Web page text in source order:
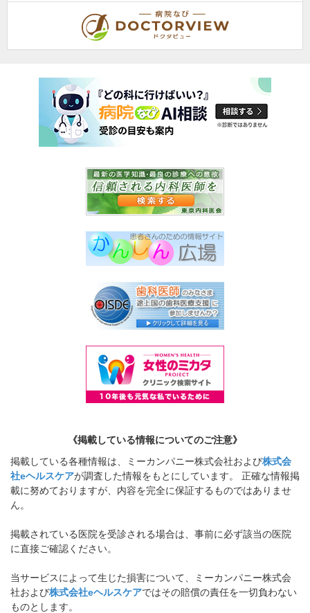
《掲載している情報についてのご注意》
掲載している各種情報は、ミーカンパニー株式会社および株式会
社eヘルスケアが調査した情報をもとにしています。 正確な情報掲
載に努めておりますが、内容を完全に保証するものではありませ
ん。
掲載されている医院を受診される場合は、事前に必ず該当の医院
に直接ご確認ください。
当サービスによって生じた損害について、ミーカンパニー株式会
社および株式会社eヘルスケアではその賠償の責任を一切負わない
ものとします。